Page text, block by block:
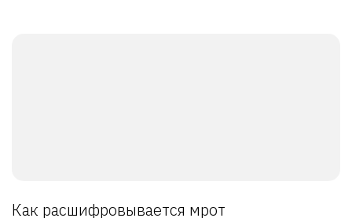
Как расшифровывается мрот